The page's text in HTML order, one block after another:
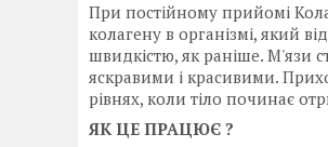
При постійному прийомі
колагену в організмі, який
швидкістю, як раніше. М'язи
яскравими і красивими.
рівнях, коли тіло починає
ЯК ЦЕ ПРАЦЮЄ ?